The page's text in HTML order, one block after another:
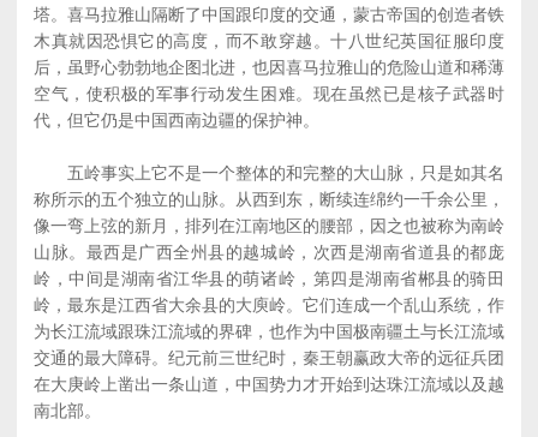
塔。喜马拉雅山隔断了中国跟印度的交通，蒙古帝国的创造者铁
木真就因恐惧它的高度，而不敢穿越。十八世纪英国征服印度
后，虽野心勃勃地企图北进，也因喜马拉雅山的危险山道和稀薄
空气，使积极的军事行动发生困难。现在虽然已是核子武器时
代，但它仍是中国西南边疆的保护神。
五岭事实上它不是一个整体的和完整的大山脉，只是如其名
称所示的五个独立的山脉。从西到东，断续连绵约一千余公里，
像一弯上弦的新月，排列在江南地区的腰部，因之也被称为南岭
山脉。最西是广西全州县的越城岭，次西是湖南省道县的都庞
岭，中间是湖南省江华县的萌诸岭，第四是湖南省郴县的骑田
岭，最东是江西省大余县的大庾岭。它们连成一个乱山系统，作
为长江流域跟珠江流域的界碑，也作为中国极南疆土与长江流域
交通的最大障碍。纪元前三世纪时，秦王朝赢政大帝的远征兵团
在大庚岭上凿出一条山道，中国势力才开始到达珠江流域以及越
南北部。